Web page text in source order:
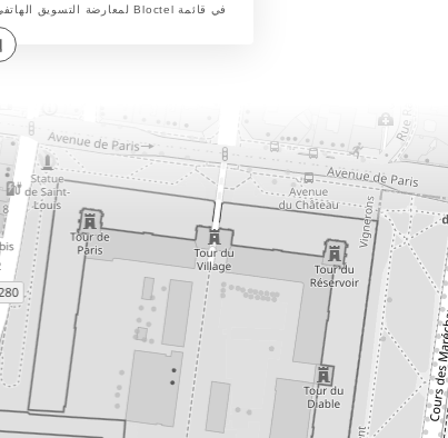
في قائمة Bloctel لمعارضة التسويق الهاتفي: